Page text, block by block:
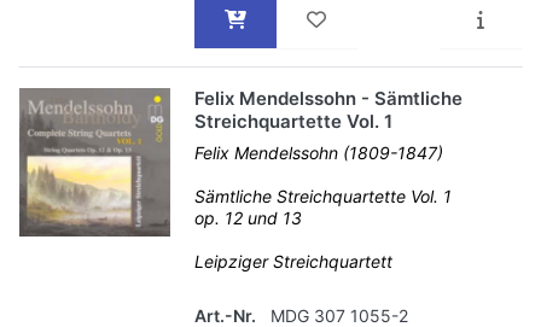
Felix Mendelssohn - Sämtliche
Streichquartette Vol. 1
Felix Mendelssohn (1809-1847)
Sämtliche Streichquartette Vol. 1
op. 12 und 13
Leipziger Streichquartett
Art.-Nr. MDG 307 1055-2